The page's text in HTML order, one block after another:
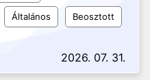
Általános Beosztott
2026. 07. 31.